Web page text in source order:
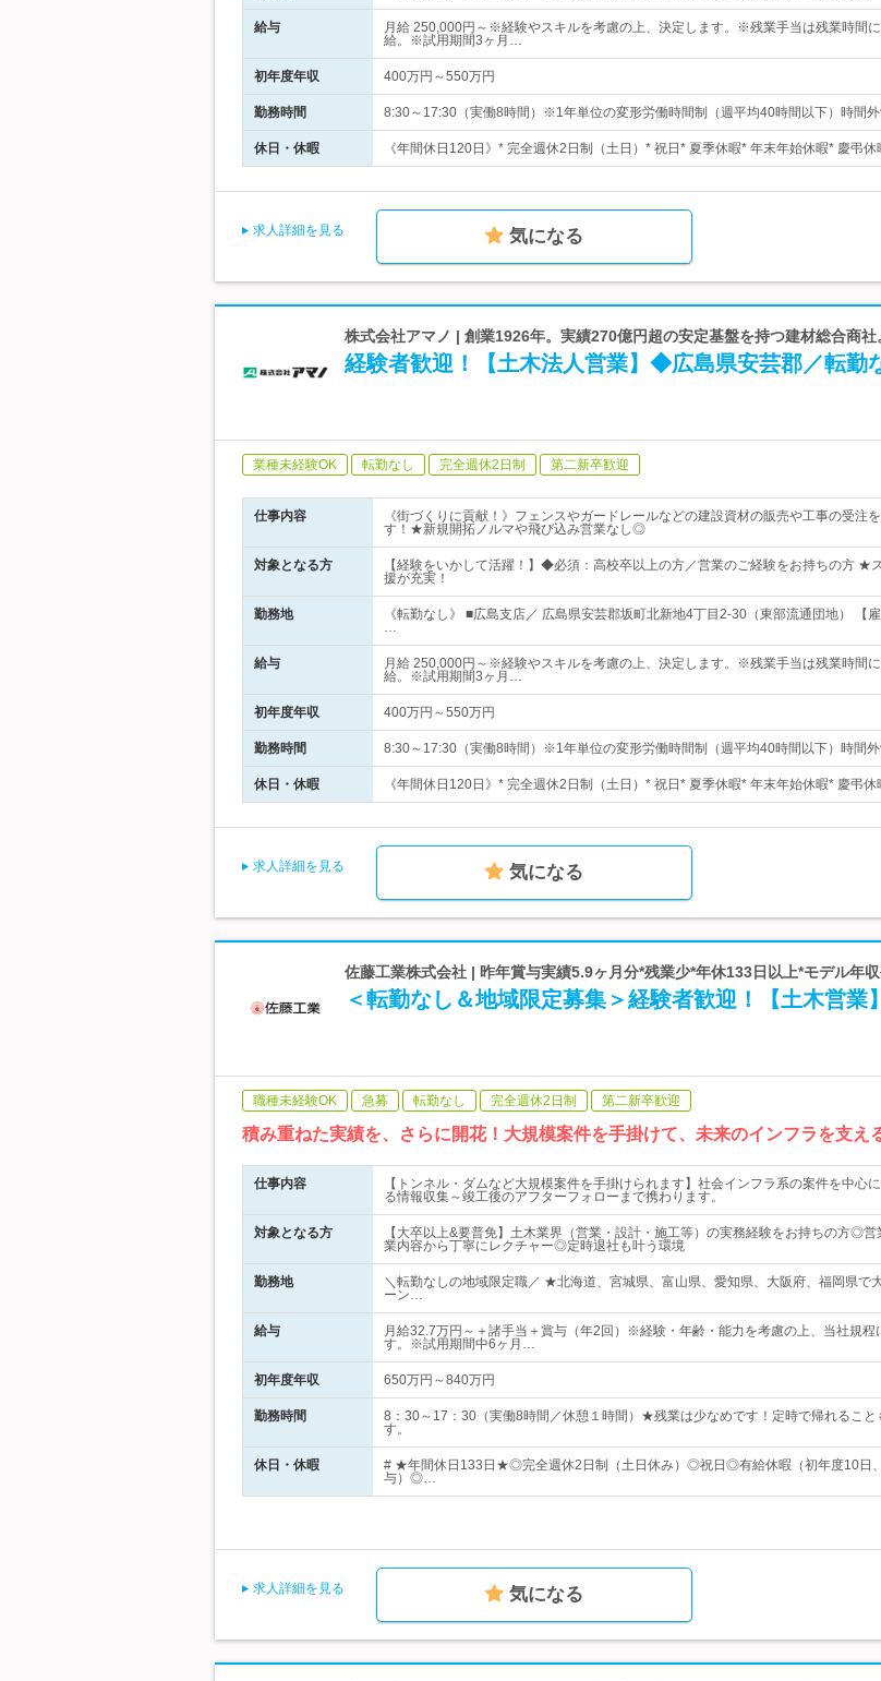
給与
月給 250,000円～※経験やスキルを考慮の上、決定します。※残業手当は残業時間
給。※試用期間3ヶ月…
初年度年収 400万円～550万円
勤務時間 8:30～17:30（実働8時間）※1年単位の変形労働時間制（週平均40時間以下）時間
休日・休暇 《年間休日120日》* 完全週休2日制（土日）* 祝日* 夏季休暇* 年末年始休暇* 慶弔
求人詳細を見る 気になる
株式会社アマノ | 創業1926年。実績270億円超の安定基盤を持つ建材総合商社
経験者歓迎！【土木法人営業】◆広島県安芸郡／転勤
業種未経験OK 転勤なし 完全週休2日制 第二新卒歓迎
仕事内容
《街づくりに貢献！》フェンスやガードレールなどの建設資材の販売や工事の受注
す！★新規開拓ノルマや飛び込み営業なし◎
対象となる方
【経験をいかして活躍！】◆必須：高校卒以上の方／営業のご経験をお持ちの方 ★
援が充実！
勤務地
《転勤なし》 ■広島支店／ 広島県安芸郡坂町北新地4丁目2-30（東部流通団地） 【雇
…
給与
月給 250,000円～※経験やスキルを考慮の上、決定します。※残業手当は残業時間
給。※試用期間3ヶ月…
初年度年収 400万円～550万円
勤務時間 8:30～17:30（実働8時間）※1年単位の変形労働時間制（週平均40時間以下）時間
休日・休暇 《年間休日120日》* 完全週休2日制（土日）* 祝日* 夏季休暇* 年末年始休暇* 慶弔
求人詳細を見る 気になる
佐藤工業株式会社 | 昨年賞与実績5.9ヶ月分*残業少*年休133日以上*モデル年
＜転勤なし＆地域限定募集＞経験者歓迎！【土木営業
職種未経験OK 急募 転勤なし 完全週休2日制 第二新卒歓迎
積み重ねた実績を、さらに開花！大規模案件を手掛けて、未来のインフラを支え
仕事内容
【トンネル・ダムなど大規模案件を手掛けられます】社会インフラ系の案件を中心
る情報収集～竣工後のアフターフォローまで携わります。
対象となる方
【大卒以上&要普免】土木業界（営業・設計・施工等）の実務経験をお持ちの方◎
業内容から丁寧にレクチャー◎定時退社も叶う環境
勤務地
＼転勤なしの地域限定職／ ★北海道、宮城県、富山県、愛知県、大阪府、福岡県で
ーン…
給与
月給32.7万円～＋諸手当＋賞与（年2回）※経験・年齢・能力を考慮の上、当社規程
す。※試用期間中6ヶ月…
初年度年収 650万円～840万円
勤務時間
8：30～17：30（実働8時間／休憩１時間）★残業は少なめです！定時で帰れること
す。
休日・休暇
# ★年間休日133日★◎完全週休2日制（土日休み）◎祝日◎有給休暇（初年度10日
与）◎…
求人詳細を見る 気になる